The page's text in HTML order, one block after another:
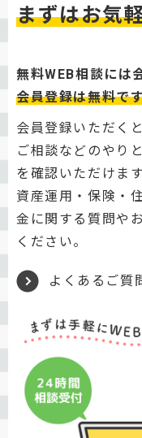
まずはお気
無料WEB相談には
会員登録は無料で
会員登録いただく
ご相談などのやり
を確認いただけます
資産運用・保険・
金に関する質問や
ください。
よくあるご質